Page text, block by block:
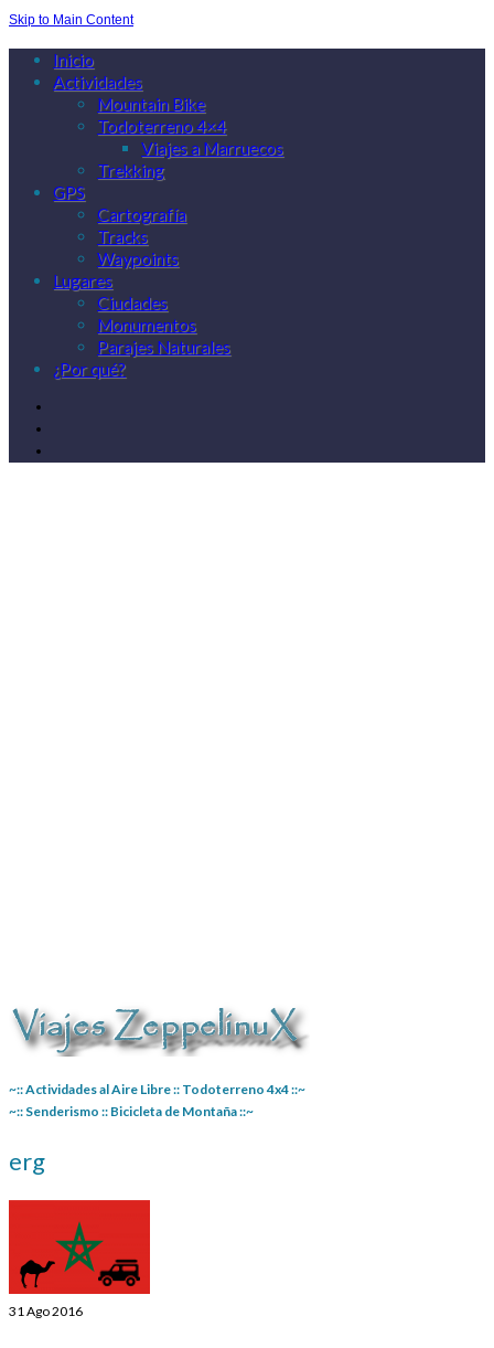
Skip to Main Content
Inicio
Actividades
Mountain Bike
Todoterreno 4×4
Viajes a Marruecos
Trekking
GPS
Cartografía
Tracks
Waypoints
Lugares
Ciudades
Monumentos
Parajes Naturales
¿Por qué?
~:: Actividades al Aire Libre :: Todoterreno 4x4 ::~
~:: Senderismo :: Bicicleta de Montaña ::~
erg
31 Ago 2016